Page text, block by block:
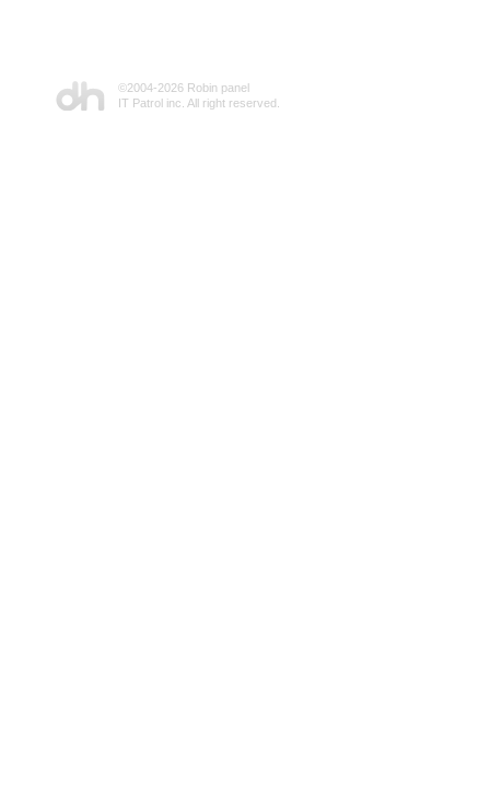
©2004-2026 Robin panel
IT Patrol inc. All right reserved.